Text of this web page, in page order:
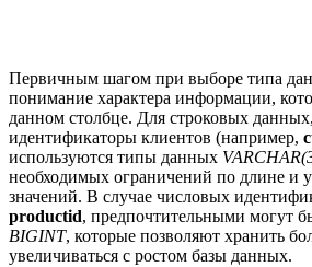
Первичным шагом при выборе типа
понимание характера информации,
данном столбце. Для строковых
идентификаторы клиентов (например,
используются типы данных
необходимых ограничений по длине и
значений. В случае числовых
productid, предпочтительными могут
BIGINT, которые позволяют хранить
увеличиваться с ростом базы данных.